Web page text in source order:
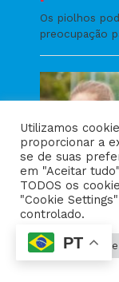
Utilizamos
proporcionar a
se de suas
em "Aceitar
TODOS os
"Cookie
controlado.
Configurações
PT